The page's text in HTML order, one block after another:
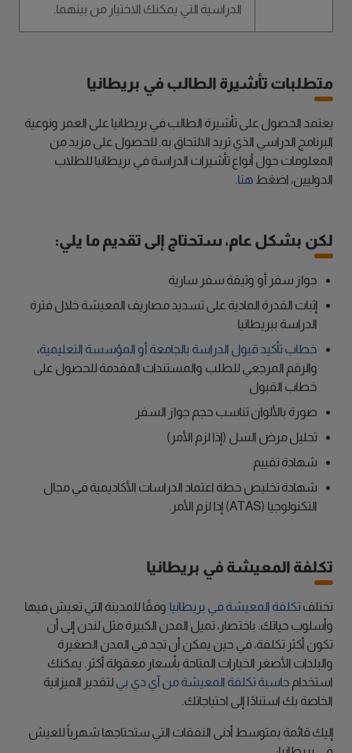
الدراسية التي يمكنك الاختيار من بينهما.
متطلبات تأشيرة الطالب في بريطانيا
يعتمد الحصول على تأشيرة الطالب في بريطانيا على العمر ونوعية
البرنامج الدراسي الذي تريد الالتحاق به. للحصول على مزيد من
المعلومات حول أنواع تأشيرات الدراسة في بريطانيا للطلاب
الدوليين، اضغط هنا
لكن بشكل عام، ستحتاج إلى تقديم ما يلي:
جواز سفر أو وثيقة سفر سارية
إثبات القدرة المادية على تسديد مصاريف المعيشة خلال فترة
الدراسة ببريطانيا
خطاب تأكيد قبول الدراسة بالجامعة أو المؤسسة التعليمية،
والرقم المرجعي للطلب والمستندات المقدمة للحصول على
خطاب القبول
صورة بالألوان تناسب حجم جواز السفر
تحليل مرض السل (إذا لزم الأمر)
شهادة تقييم
شهادة تخليص خطة اعتماد الدراسات الأكاديمية في مجال
التكنولوجيا (ATAS) إذا لزم الأمر.
تكلفة المعيشة في بريطانيا
تختلف تكلفة المعيشة في بريطانيا وفقًا للمدينة التي تعيش فيها
وأسلوب حياتك. باختصار، تميل المدن الكبيرة مثل لندن إلى أن
تكون أكثر تكلفة، في حين يمكن أن تجد في المدن الصغيرة
والبلدات الأصغر الخيارات المتاحة بأسعار معقولة أكثر. يمكنك
استخدام حاسبة تكلفة المعيشة من آي دي بي لتقدير الميزانية
الخاصة بك استنادًا إلى احتياجاتك.
إليك قائمة بمتوسط أدنى النفقات التي ستحتاجها شهرياً للعيش